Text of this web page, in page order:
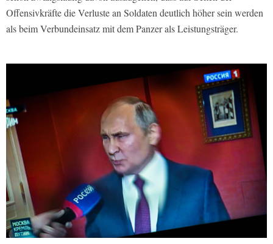
Offensivkräfte die Verluste an Soldaten deutlich höher sein werden
als beim Verbundeinsatz mit dem Panzer als Leistungsträger.